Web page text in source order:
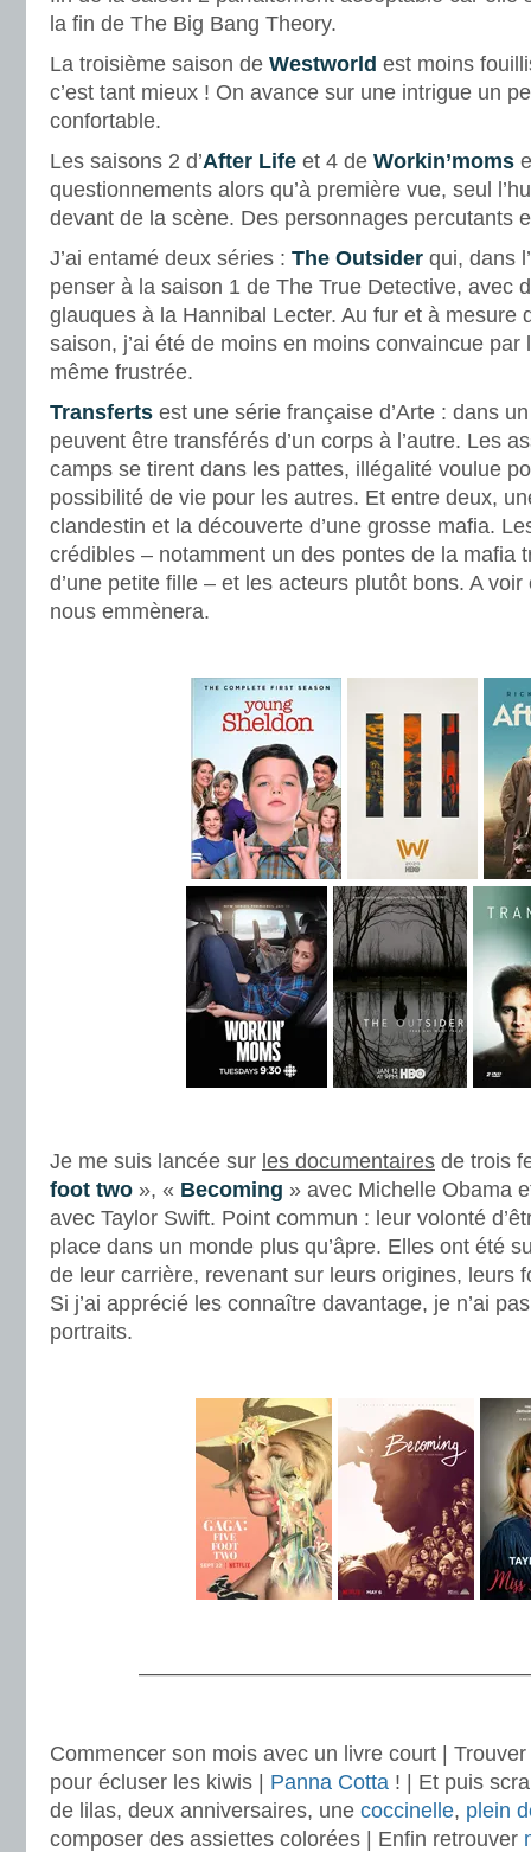
la fin de The Big Bang Theory.
La troisième saison de Westworld est moins
c’est tant mieux ! On avance sur une intrigue un
confortable.
Les saisons 2 d’After Life et 4 de Workin’moms
questionnements alors qu’à première vue, seul
devant de la scène. Des personnages percutants
J’ai entamé deux séries : The Outsider qui, dans
penser à la saison 1 de The True Detective, avec
glauques à la Hannibal Lecter. Au fur et à mesure
saison, j’ai été de moins en moins convaincue
même frustrée.
Transferts est une série française d’Arte : dans
peuvent être transférés d’un corps à l’autre. Les
camps se tirent dans les pattes, illégalité voulue
possibilité de vie pour les autres. Et entre deux,
clandestin et la découverte d’une grosse mafia.
crédibles – notamment un des pontes de la mafia
d’une petite fille – et les acteurs plutôt bons. A
nous emmènera.
Je me suis lancée sur les documentaires de trois
foot two », « Becoming » avec Michelle Obama
avec Taylor Swift. Point commun : leur volonté
place dans un monde plus qu’âpre. Elles ont été
de leur carrière, revenant sur leurs origines, leurs
Si j’ai apprécié les connaître davantage, je n’ai
portraits.
Commencer son mois avec un livre court |
pour écluser les kiwis | Panna Cotta ! | Et puis
de lilas, deux anniversaires, une coccinelle, plein
composer des assiettes colorées | Enfin retrouver